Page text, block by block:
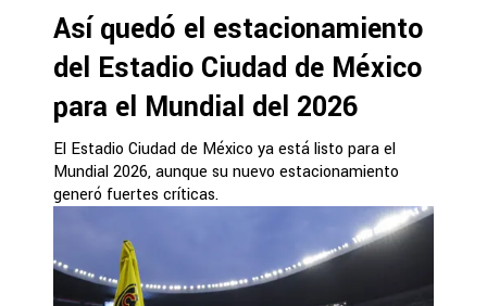
Así quedó el estacionamiento
del Estadio Ciudad de México
para el Mundial del 2026
El Estadio Ciudad de México ya está listo para el
Mundial 2026, aunque su nuevo estacionamiento
generó fuertes críticas.